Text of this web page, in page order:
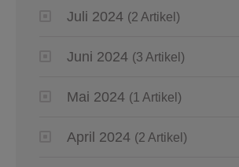
Juli 2024 (2 Artikel)
Juni 2024 (3 Artikel)
Mai 2024 (1 Artikel)
April 2024 (2 Artikel)